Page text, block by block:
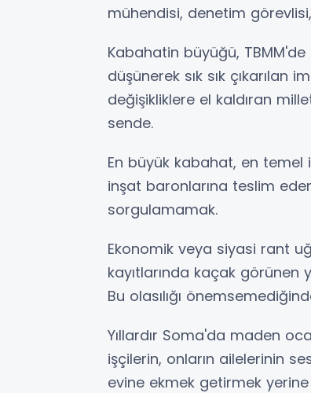
mühendisi, denetim
Kabahatin büyüğü,
düşünerek sık sık çıkarılan
değişikliklere el kaldıran
sende.
En büyük kabahat, en temel
inşat baronlarına teslim
sorgulamamak.
Ekonomik veya siyasi rant
kayıtlarında kaçak görünen
Bu olasılığı
Yıllardır Soma'da maden
işçilerin, onların ailelerinin
evine ekmek getirmek